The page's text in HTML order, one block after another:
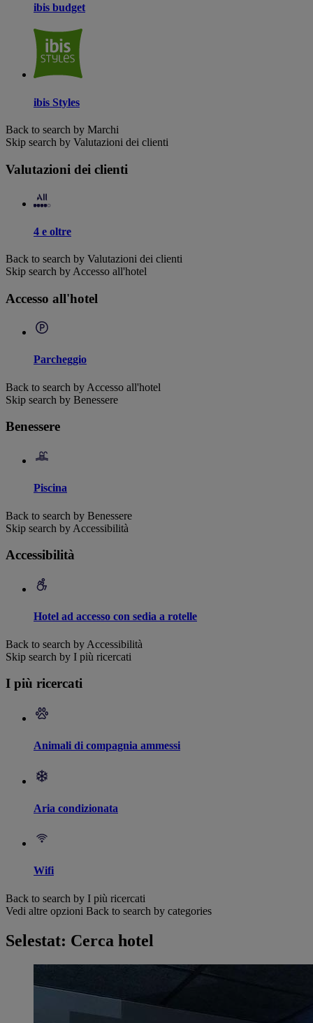
ibis budget
ibis Styles
Back to search by Marchi
Skip search by Valutazioni dei clienti
Valutazioni dei clienti
4 e oltre
Back to search by Valutazioni dei clienti
Skip search by Accesso all'hotel
Accesso all'hotel
Parcheggio
Back to search by Accesso all'hotel
Skip search by Benessere
Benessere
Piscina
Back to search by Benessere
Skip search by Accessibilità
Accessibilità
Hotel ad accesso con sedia a rotelle
Back to search by Accessibilità
Skip search by I più ricercati
I più ricercati
Animali di compagnia ammessi
Aria condizionata
Wifi
Back to search by I più ricercati
Vedi altre opzioni Back to search by categories
Selestat: Cerca hotel